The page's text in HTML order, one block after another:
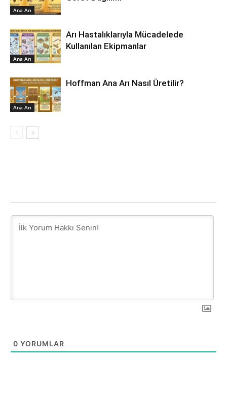
Ana Arı
Ana Arı
Arı Hastalıklarıyla Mücadelede
Kullanılan Ekipmanlar
Ana Arı
Hoffman Ana Arı Nasıl Üretilir?
0 YORUMLAR